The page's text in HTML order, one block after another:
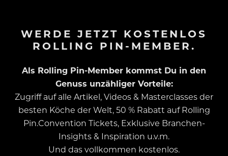
WERDE JETZT KOSTENLOS
ROLLING PIN-MEMBER.
Als Rolling Pin-Member kommst Du in den
Genuss unzähliger Vorteile:
Zugriff auf alle Artikel, Videos & Masterclasses der
besten Köche der Welt, 50 % Rabatt auf Rolling
Pin.Convention Tickets, Exklusive Branchen-
Insights & Inspiration u.v.m.
Und das vollkommen kostenlos.